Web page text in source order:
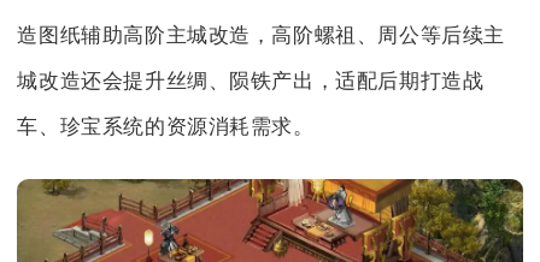
造图纸辅助高阶主城改造，高阶螺祖、周公等后续主
城改造还会提升丝绸、陨铁产出，适配后期打造战
车、珍宝系统的资源消耗需求。